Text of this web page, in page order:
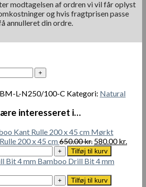
modtagelsen af ordren vi vil får oplyst
og hvis fragtprisen passe
annulleret din ordre.
BM-L-N250/100-C Kategori: Natural
interesseret i…
Mørkt
200 x 45 cm650.00kr. Den
oprindelige
pris
var:
650.00 kr..
580.00kr.
Tilføj til kurv
Bamboo Drill Bit 4 mm
Tilføj til kurv